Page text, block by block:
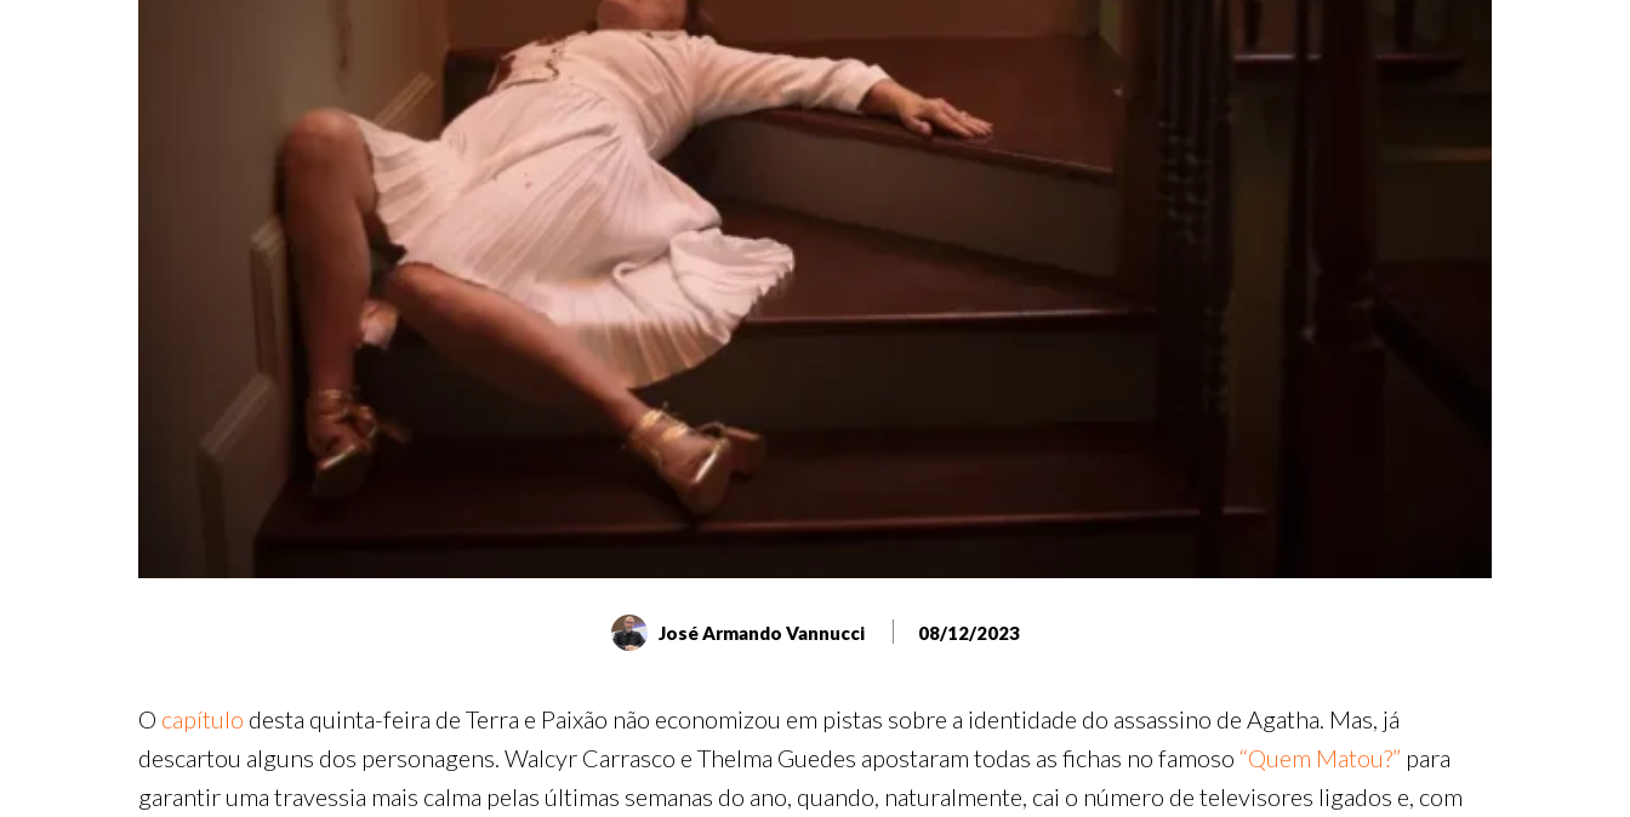
José Armando Vannucci 08/12/2023
O capítulo desta quinta-feira de Terra e Paixão não economizou em pistas sobre a identidade do assassino de Agatha. Mas, já
descartou alguns dos personagens. Walcyr Carrasco e Thelma Guedes apostaram todas as fichas no famoso “Quem Matou?” para
garantir uma travessia mais calma pelas últimas semanas do ano, quando, naturalmente, cai o número de televisores ligados e, com